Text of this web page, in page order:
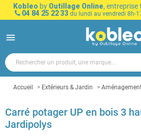
Kobleo by Outillage Online, entreprise
04 84 25 22 33 du lundi au vendredi 8h-
menu
Accueil Extérieurs & Jardin
Carré potager UP en bois 3
Jardipolys